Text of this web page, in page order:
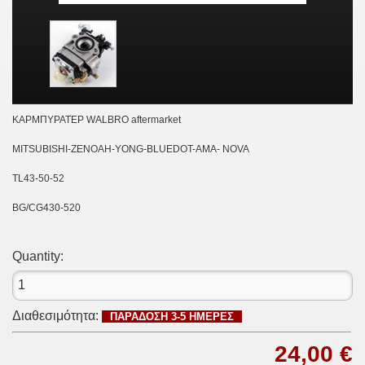
ΚΑΡΜΠΥΡΑΤΕΡ WALBRO aftermarket
MITSUBISHI-ZENOAH-YONG-BLUEDOT-AMA- NOVA
TL43-50-52
BG/CG430-520
Quantity:
Διαθεσιμότητα: ΠΑΡΑΔΟΣΗ 3-5 ΗΜΕΡΕΣ
24,00 €